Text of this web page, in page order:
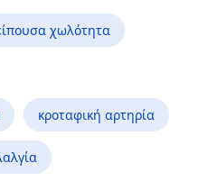
χωλότητα
κροταφική αρτηρία